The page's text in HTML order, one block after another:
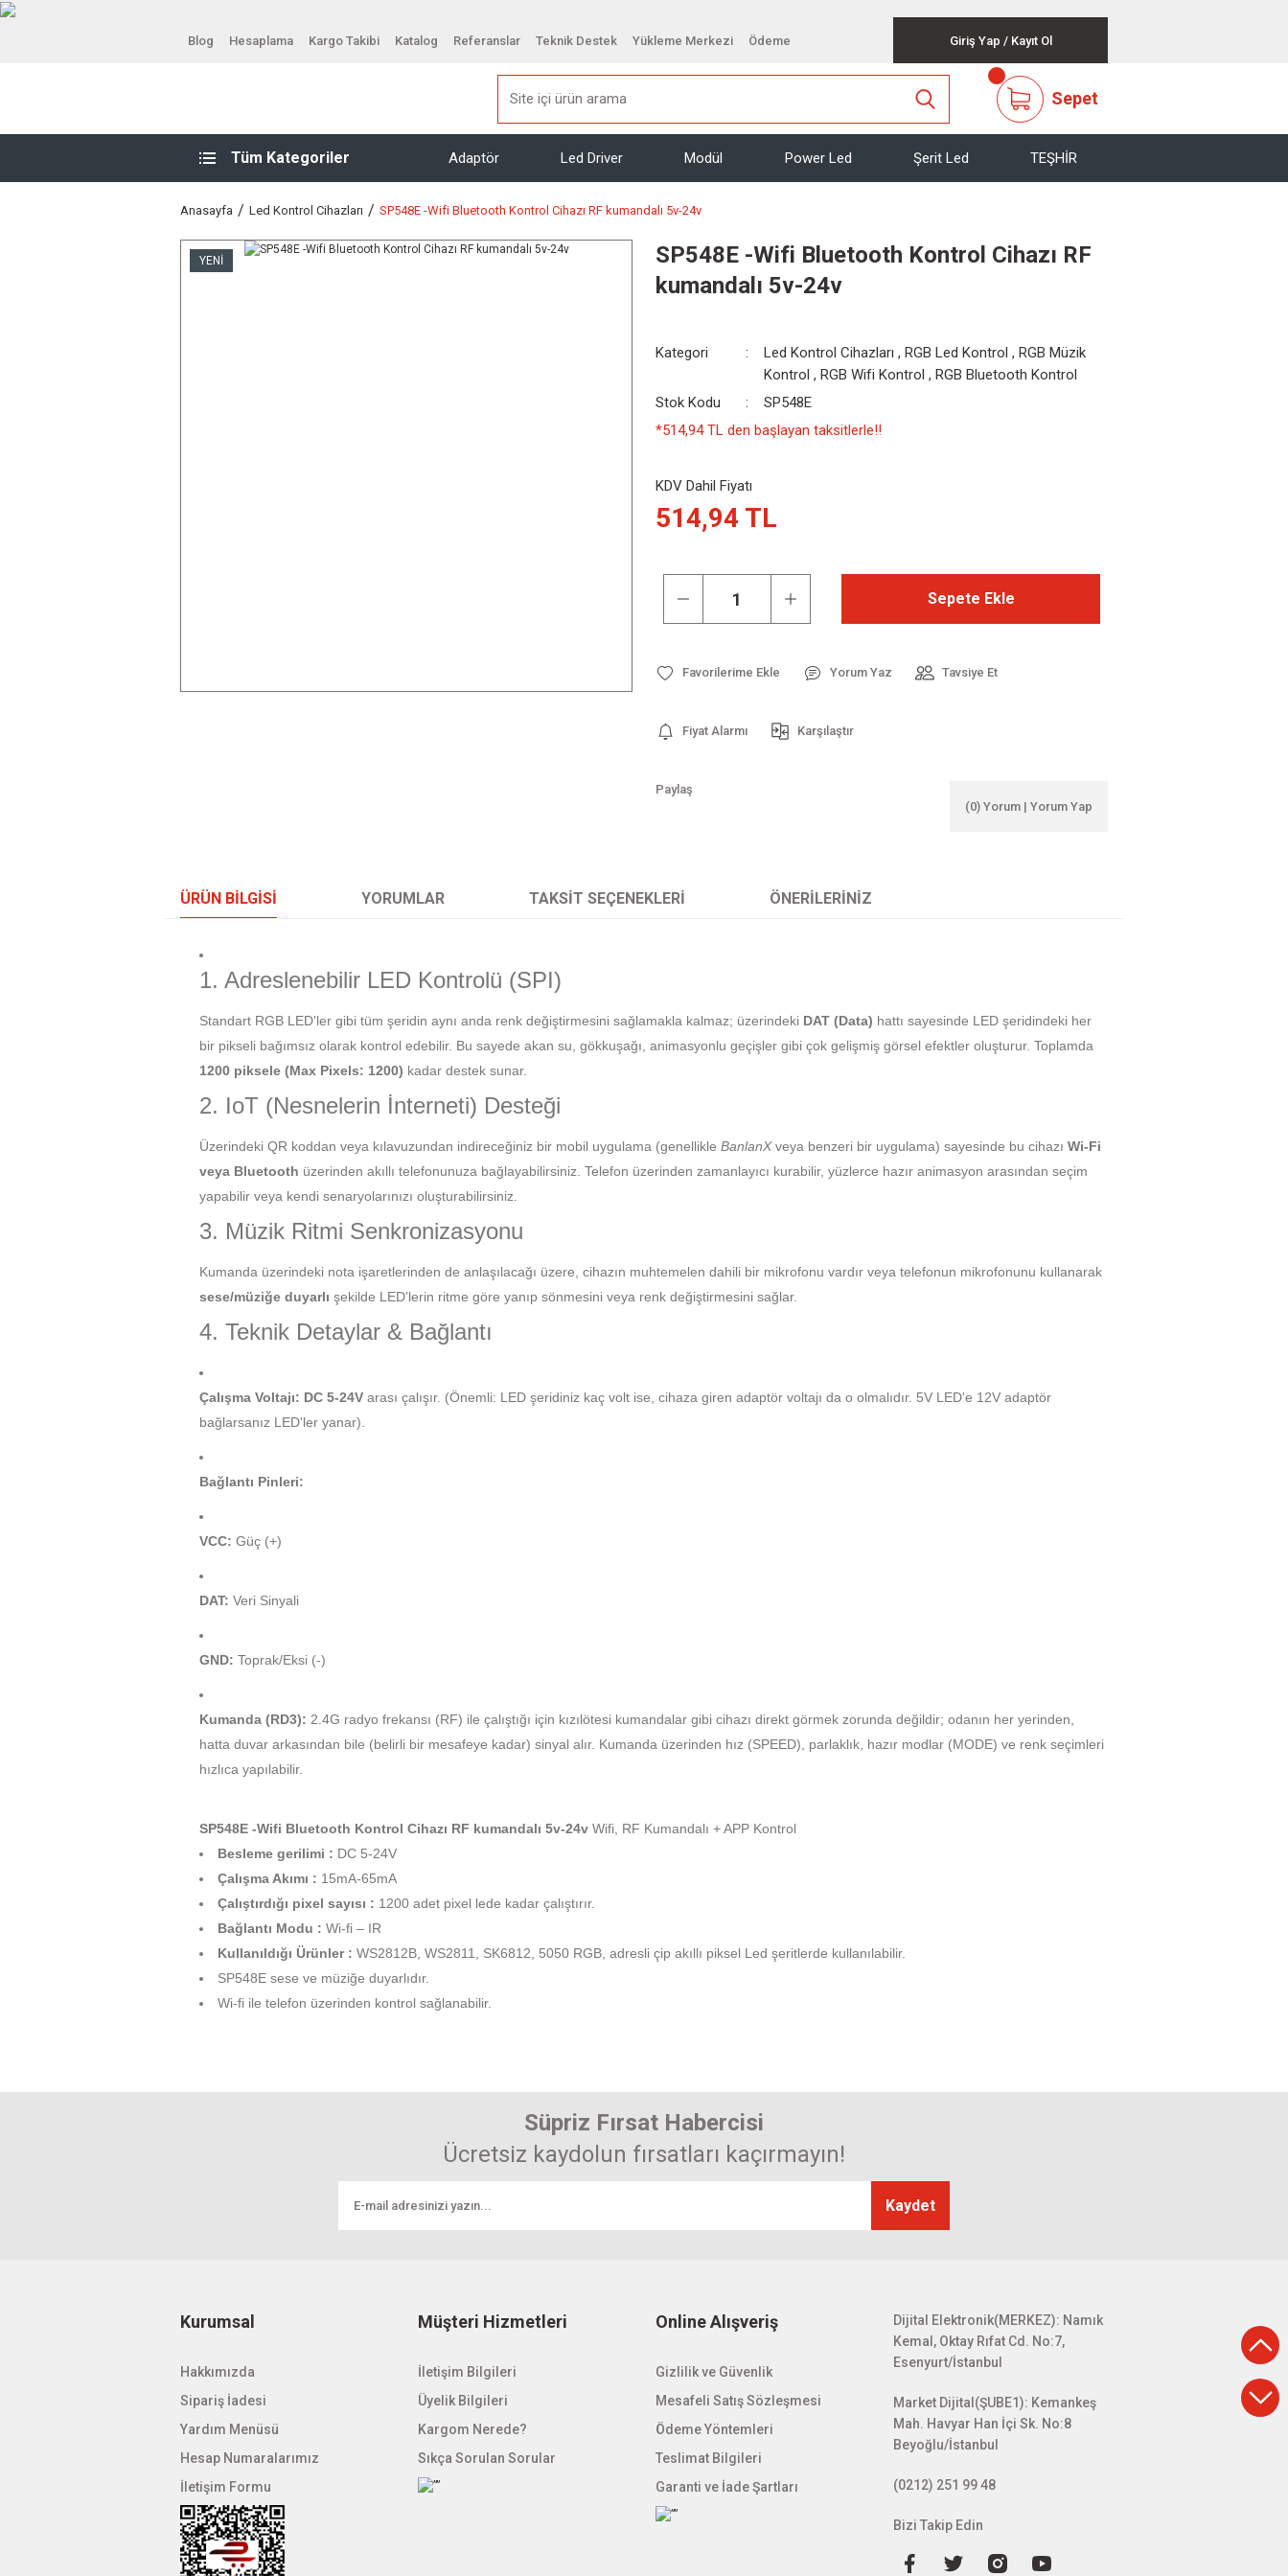
Blog Hesaplama Kargo Takibi Katalog Referanslar Teknik Destek Yükleme Merkezi Ödeme Giriş Yap / Kayıt Ol
Sepet
Tüm Kategoriler Adaptör Led Driver Modül Power Led Şerit Led TEŞHİR
Anasayfa Led Kontrol Cihazları SP548E -Wifi Bluetooth Kontrol Cihazı RF kumandalı 5v-24v
YENİ
SP548E -Wifi Bluetooth Kontrol Cihazı RF
kumandalı 5v-24v
Kategori Led Kontrol Cihazları ,RGB Led Kontrol ,RGB Müzik
Kontrol ,RGB Wifi Kontrol ,RGB Bluetooth Kontrol
Stok Kodu
SP548E
*514,94 TL den başlayan taksitlerle!!
KDV Dahil Fiyatı
514,94 TL
Sepete Ekle
Yorum Yaz Tavsiye Et
Fiyat Alarmı Karşılaştır
Paylaş
(0) Yorum | Yorum Yap
ÜRÜN BILGISI YORUMLAR TAKSIT SEÇENEKLERI ÖNERILERINIZ
1. Adreslenebilir LED Kontrolü (SPI)
Standart RGB LED'ler gibi tüm şeridin aynı anda renk değiştirmesini sağlamakla kalmaz; üzerindeki DAT (Data) hattı sayesinde LED şeridindeki her
bir pikseli bağımsız olarak kontrol edebilir. Bu sayede akan su, gökkuşağı, animasyonlu geçişler gibi çok gelişmiş görsel efektler oluşturur. Toplamda
1200 piksele (Max Pixels: 1200) kadar destek sunar.
2. IoT (Nesnelerin İnterneti) Desteği
Üzerindeki QR koddan veya kılavuzundan indireceğiniz bir mobil uygulama (genellikle BanlanXveya benzeri bir uygulama) sayesinde bu cihazı Wi-Fi
veya Bluetooth üzerinden akıllı telefonunuza bağlayabilirsiniz. Telefon üzerinden zamanlayıcı kurabilir, yüzlerce hazır animasyon arasından seçim
yapabilir veya kendi senaryolarınızı oluşturabilirsiniz.
3. Müzik Ritmi Senkronizasyonu
Kumanda üzerindeki nota işaretlerinden de anlaşılacağı üzere, cihazın muhtemelen dahili bir mikrofonu vardır veya telefonun mikrofonunu kullanarak
sese/müziğe duyarlı şekilde LED'lerin ritme göre yanıp sönmesini veya renk değiştirmesini sağlar.
4. Teknik Detaylar & Bağlantı
Çalışma Voltajı: DC 5-24V arası çalışır. (Önemli: LED şeridiniz kaç volt ise, cihaza giren adaptör voltajı da o olmalıdır. 5V LED'e 12V adaptör
bağlarsanız LED'ler yanar).
Bağlantı Pinleri:
VCC: Güç (+)
DAT: Veri Sinyali
GND: Toprak/Eksi (-)
Kumanda (RD3): 2.4G radyo frekansı (RF) ile çalıştığı için kızılötesi kumandalar gibi cihazı direkt görmek zorunda değildir; odanın her yerinden,
hatta duvar arkasından bile (belirli bir mesafeye kadar) sinyal alır. Kumanda üzerinden hız (SPEED), parlaklık, hazır modlar (MODE) ve renk seçimleri
hızlıca yapılabilir.
SP548E -Wifi Bluetooth Kontrol Cihazı RF kumandalı 5v-24v Wifi, RF Kumandalı + APP Kontrol
Besleme gerilimi : DC 5-24V
Çalışma Akımı : 15mA-65mA
Çalıştırdığı pixel sayısı : 1200 adet pixel lede kadar çalıştırır.
Bağlantı Modu : Wi-fi – IR
Kullanıldığı Ürünler : WS2812B, WS2811, SK6812, 5050 RGB, adresli çip akıllı piksel Led şeritlerde kullanılabilir.
SP548E sese ve müziğe duyarlıdır.
Wi-fi ile telefon üzerinden kontrol sağlanabilir.
Yorum Yaz
Görüş ve önerileriniz için teşekkür ederiz.
Gönder
Süpriz Fırsat Habercisi
Ücretsiz kaydolun fırsatları kaçırmayın!
Kaydet
Kurumsal
Hakkımızda
Sipariş İadesi
Yardım Menüsü
Hesap Numaralarımız
İletişim Formu
Müşteri Hizmetleri
İletişim Bilgileri
Üyelik Bilgileri
Kargom Nerede?
Sıkça Sorulan Sorular
Online Alışveriş
Gizlilik ve Güvenlik
Mesafeli Satış Sözleşmesi
Ödeme Yöntemleri
Teslimat Bilgileri
Garanti ve İade Şartları
Dijital Elektronik(MERKEZ): Namık
Kemal, Oktay Rıfat Cd. No:7,
Esenyurt/İstanbul
Market Dijital(ŞUBE1): Kemankeş
Mah. Havyar Han İçi Sk. No:8
Beyoğlu/İstanbul
(0212) 251 99 48
Bizi Takip Edin